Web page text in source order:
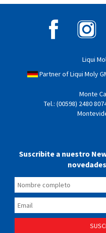
Liqui
Partner of Liqui Moly
Monte
Tel.: (00598) 2480
Suscribite a nuestro